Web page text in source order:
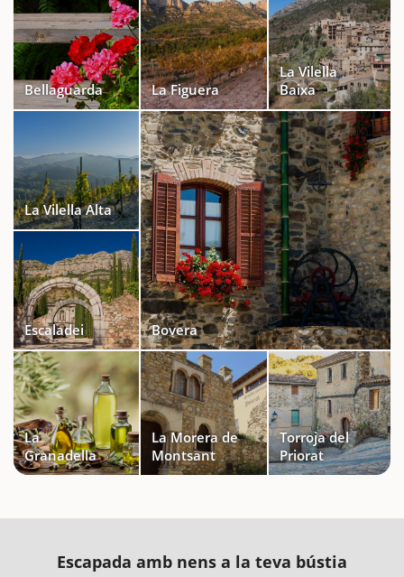
Bellaguarda La Figuera
La Vilella
Baixa
La Vilella Alta
Escaladei Bovera
La
Granadella
La Morera de
Montsant
Torroja del
Priorat
Escapada amb nens a la teva bústia